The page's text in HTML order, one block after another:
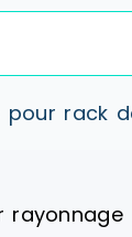
pour rack
rayonnage